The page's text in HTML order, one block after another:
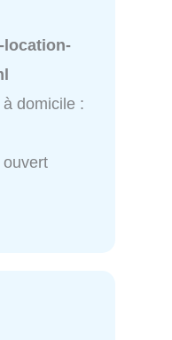
location-
domicile :